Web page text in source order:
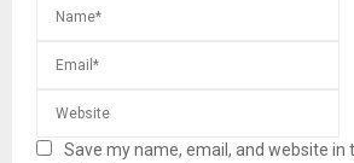
Save my name, email, and website in